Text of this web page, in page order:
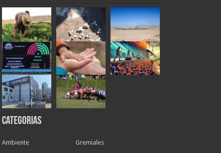
Categorias
Ambiente Gremiales